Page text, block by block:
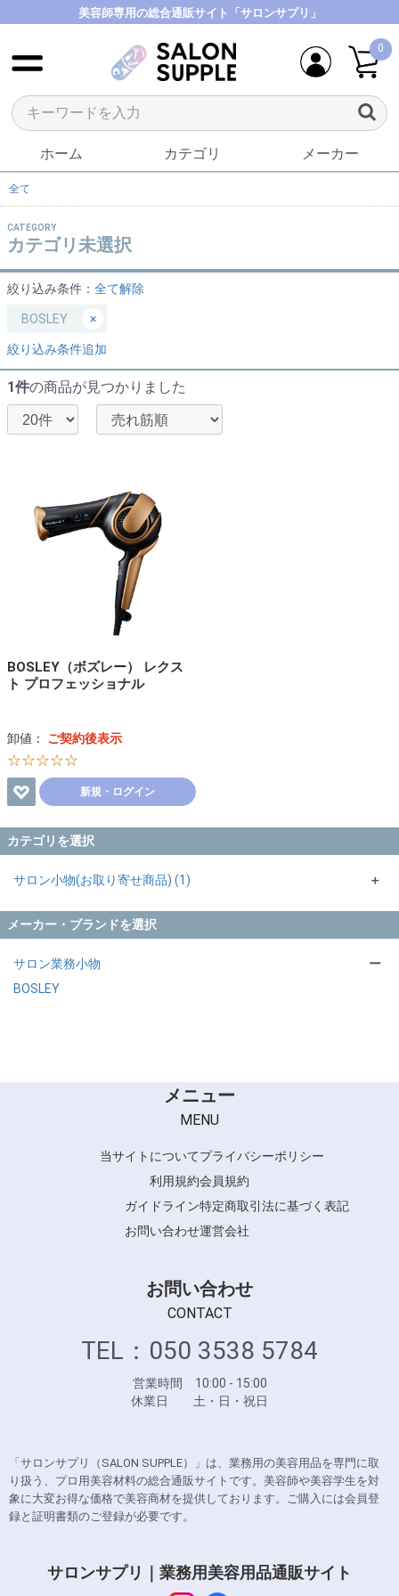
美容師専用の総合通販サイト「サロンサプリ」
0
ホーム カテゴリ メーカー
カテゴリを選択
サロン小物(お取り寄せ商品) (1)
＋
メーカー・ブランドを選択
サロン業務小物
ー
BOSLEY
全て
CATEGORY
カテゴリ未選択
絞り込み条件： 全て解除
BOSLEY ×
絞り込み条件追加
1件の商品が見つかりました
BOSLEY（ボズレー） レクス
ト プロフェッショナル
卸値： ご契約後表示
☆☆☆☆☆
新規・ログイン
メニュー
MENU
当サイトについてプライバシーポリシー
利用規約会員規約
ガイドライン特定商取引法に基づく表記
お問い合わせ運営会社
お問い合わせ
CONTACT
TEL：050 3538 5784
営業時間 10:00 - 15:00
休業日 土・日・祝日
「サロンサプリ（SALON SUPPLE）」は、業務用の美容用品を専門に取
り扱う、プロ用美容材料の総合通販サイトです。美容師や美容学生を対
象に大変お得な価格で美容商材を提供しております。ご購入には会員登
録と証明書類のご登録が必要です。
サロンサプリ｜業務用美容用品通販サイト